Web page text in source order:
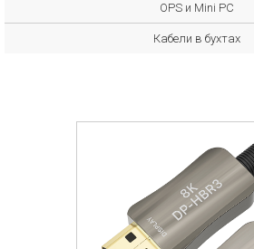
OPS и Mini PC
Кабели в бухтах